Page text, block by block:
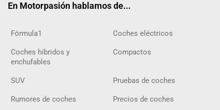
En Motorpasión hablamos de...
Fórmula1 Coches eléctricos
Coches híbridos y
enchufables
Compactos
SUV Pruebas de coches
Rumores de coches Precios de coches